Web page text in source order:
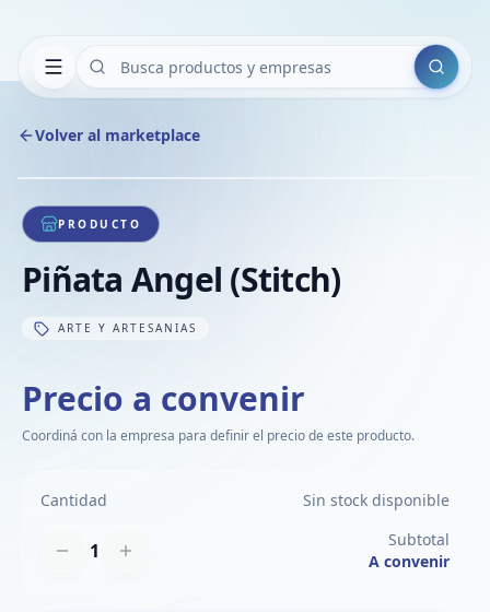
Buscar
Volver al marketplace
1/1
PRODUCTO
Piñata Angel (Stitch)
ARTE Y ARTESANIAS
Precio a convenir
Coordiná con la empresa para definir el precio de este producto.
Cantidad Sin stock disponible
1
Subtotal
A convenir